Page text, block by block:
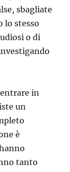
sbagliate
lo stesso
o di
in
un
è
tanto